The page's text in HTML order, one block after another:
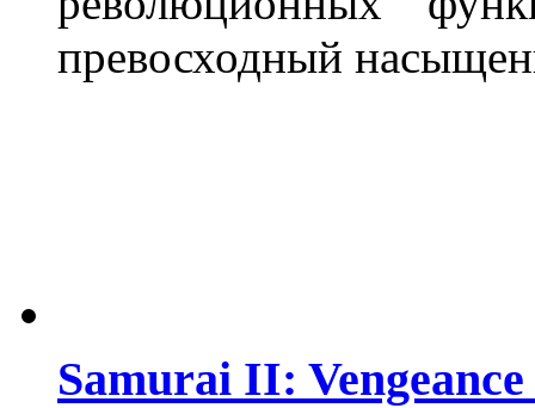
превосходный
Samurai II: